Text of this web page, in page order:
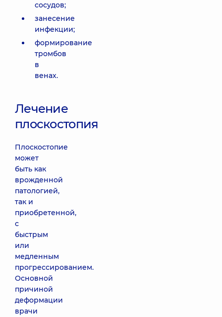
сосудов;
занесение
инфекции;
формирование
тромбов
в
венах.
Лечение
плоскостопия
Плоскостопие
может
быть как
врожденной
патологией,
так и
приобретенной,
с
быстрым
или
медленным
прогрессированием.
Основной
причиной
деформации
врачи